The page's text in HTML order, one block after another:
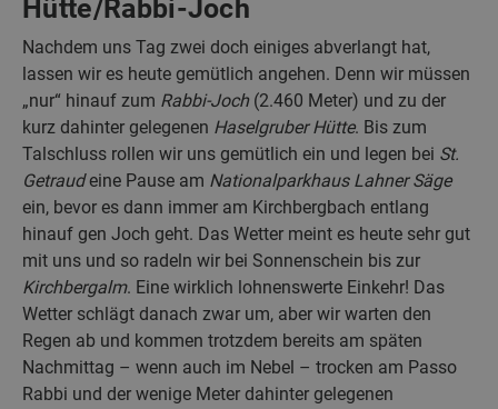
Hütte/Rabbi-Joch
Nachdem uns Tag zwei doch einiges abverlangt hat,
lassen wir es heute gemütlich angehen. Denn wir müssen
„nur“ hinauf zum Rabbi-Joch(2.460 Meter) und zu der
kurz dahinter gelegenen Haselgruber Hütte. Bis zum
Talschluss rollen wir uns gemütlich ein und legen bei St.
Getraudeine Pause am Nationalparkhaus Lahner Säge
ein, bevor es dann immer am Kirchbergbach entlang
hinauf gen Joch geht. Das Wetter meint es heute sehr gut
mit uns und so radeln wir bei Sonnenschein bis zur
Kirchbergalm. Eine wirklich lohnenswerte Einkehr! Das
Wetter schlägt danach zwar um, aber wir warten den
Regen ab und kommen trotzdem bereits am späten
Nachmittag – wenn auch im Nebel – trocken am Passo
Rabbi und der wenige Meter dahinter gelegenen